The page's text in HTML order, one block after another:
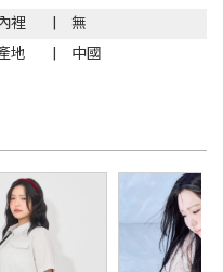
裡
無
地 中國